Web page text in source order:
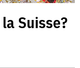
Suisse?